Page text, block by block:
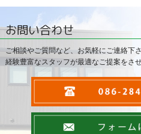
お問い合わせ
ご相談やご質問など、お気軽にご連絡下さ
経験豊富なスタッフが最適なご提案をさ